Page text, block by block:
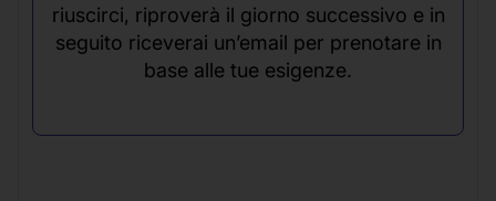
riuscirci, riproverà il giorno successivo e in
seguito riceverai un’email per prenotare in
base alle tue esigenze.